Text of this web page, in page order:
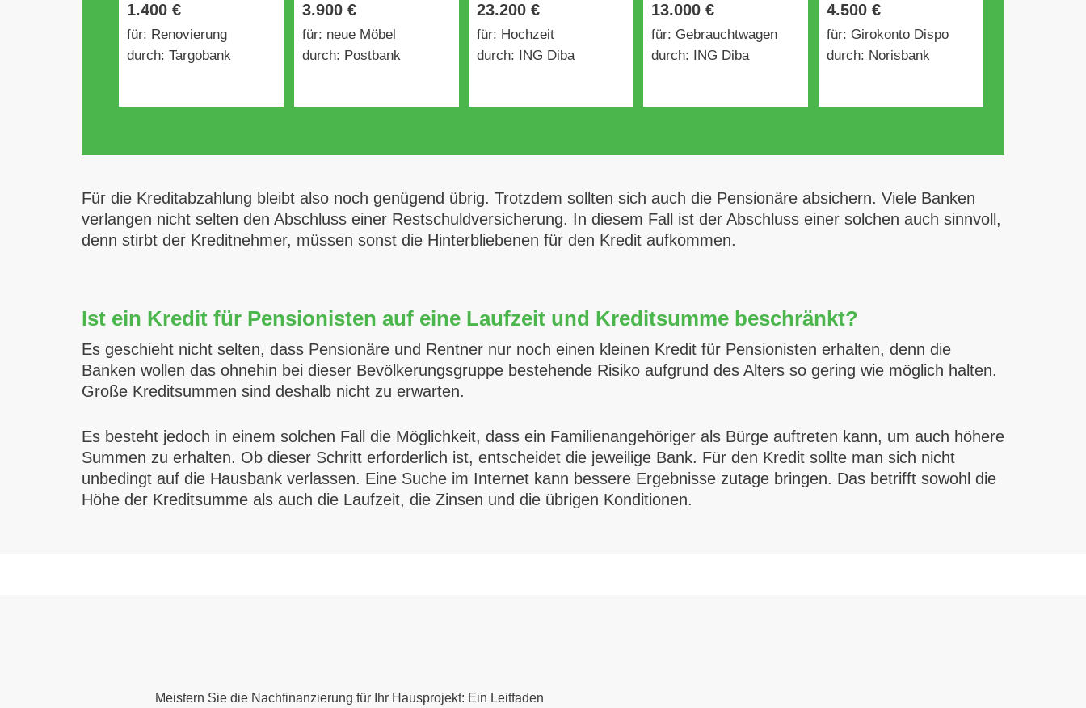
1.400 €
für: Renovierung
durch: Targobank
3.900 €
für: neue Möbel
durch: Postbank
23.200 €
für: Hochzeit
durch: ING Diba
13.000 €
für: Gebrauchtwagen
durch: ING Diba
4.500 €
für: Girokonto Dispo
durch: Norisbank
Für die Kreditabzahlung bleibt also noch genügend übrig. Trotzdem sollten sich auch die Pensionäre absichern. Viele Banken
verlangen nicht selten den Abschluss einer Restschuldversicherung. In diesem Fall ist der Abschluss einer solchen auch sinnvoll,
denn stirbt der Kreditnehmer, müssen sonst die Hinterbliebenen für den Kredit aufkommen.
Ist ein Kredit für Pensionisten auf eine Laufzeit und Kreditsumme beschränkt?
Es geschieht nicht selten, dass Pensionäre und Rentner nur noch einen kleinen Kredit für Pensionisten erhalten, denn die
Banken wollen das ohnehin bei dieser Bevölkerungsgruppe bestehende Risiko aufgrund des Alters so gering wie möglich halten.
Große Kreditsummen sind deshalb nicht zu erwarten.
Es besteht jedoch in einem solchen Fall die Möglichkeit, dass ein Familienangehöriger als Bürge auftreten kann, um auch höhere
Summen zu erhalten. Ob dieser Schritt erforderlich ist, entscheidet die jeweilige Bank. Für den Kredit sollte man sich nicht
unbedingt auf die Hausbank verlassen. Eine Suche im Internet kann bessere Ergebnisse zutage bringen. Das betrifft sowohl die
Höhe der Kreditsumme als auch die Laufzeit, die Zinsen und die übrigen Konditionen.
Meistern Sie die Nachfinanzierung für Ihr Hausprojekt: Ein Leitfaden